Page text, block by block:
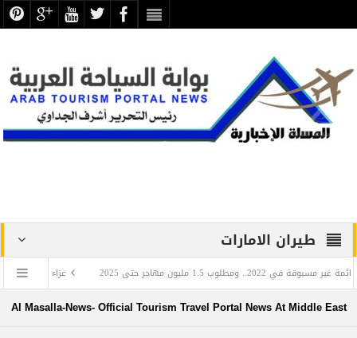
طيران الامارات
حتى 2025 عزاء واجب .. في وفاة المرحومة
Al Masalla-News- Official Tourism Travel Portal News At Middle East